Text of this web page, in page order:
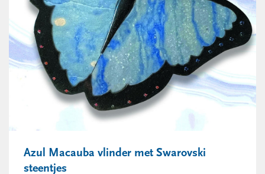
Azul Macauba vlinder met Swarovski
steentjes